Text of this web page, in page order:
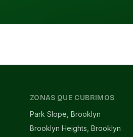
ZONAS QUE CUBRIMOS
Park Slope, Brooklyn
Brooklyn Heights, Brooklyn